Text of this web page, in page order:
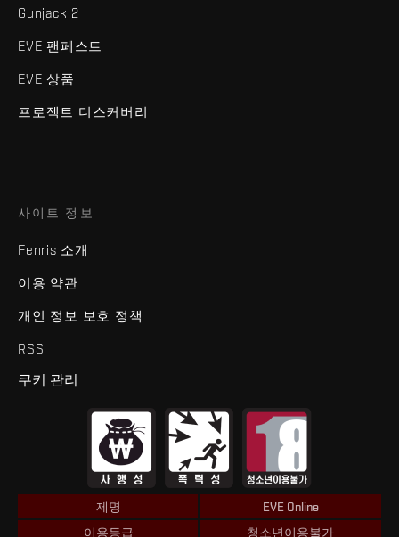
Gunjack 2
EVE 팬페스트
EVE 상품
프로젝트 디스커버리
사이트 정보
Fenris 소개
이용 약관
개인 정보 보호 정책
RSS
쿠키 관리
제명
EVE Online
이용등급
청소년이용불가